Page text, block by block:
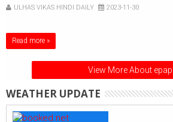
ULHAS VIKAS HINDI DAILY 2023-11-30
Read more »
View More About
WEATHER UPDATE